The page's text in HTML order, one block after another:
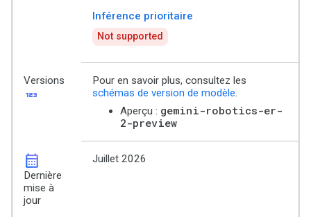
Inférence prioritaire
Not supported
Versions
123
Pour en savoir plus, consultez les
schémas de version de modèle.
Aperçu : gemini-robotics-er-
2-preview
calendar_month
Dernière
mise à
jour
Juillet 2026